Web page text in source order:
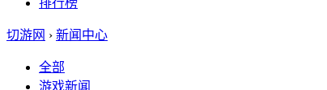
排行榜
切游网 › 新闻中心
全部
游戏新闻